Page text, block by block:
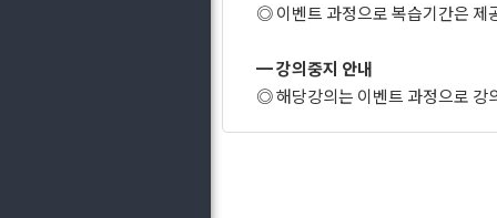
◎ 이벤트 과정으로 복습기간은 제
━ 강의중지 안내
◎ 해당강의는 이벤트 과정으로 강